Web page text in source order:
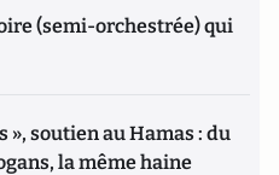
(semi-orchestrée) qui
», soutien au Hamas : du
la même haine